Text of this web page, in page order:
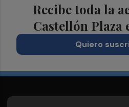
Recibe toda la
Castellón Plaza
Quiero